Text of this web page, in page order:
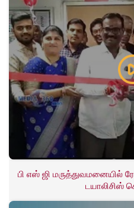
பி எஸ் ஜி மருத்துவமனையில்
டயாலிசிஸ்